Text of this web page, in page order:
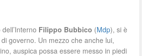
Filippo Bubbico (Mdp), si è
governo. Un mezzo che anche lui,
auspica possa essere messo in piedi